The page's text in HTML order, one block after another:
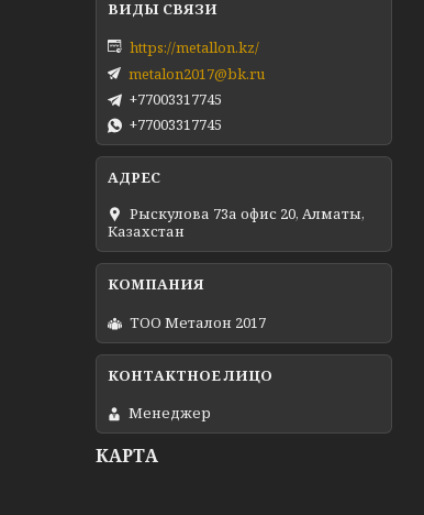
https://metallon.kz/
metalon2017@bk.ru
+77003317745
+77003317745
Рыскулова 73а офис 20, Алматы,
Казахстан
ТОО Металон 2017
Менеджер
КАРТА